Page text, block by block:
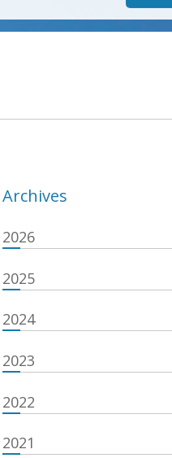
Archives
2026
2025
2024
2023
2022
2021